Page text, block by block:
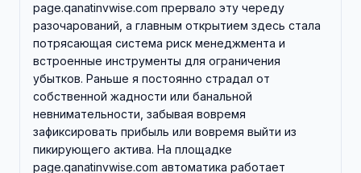
page.qanatinvwise.com прервало эту череду
разочарований, а главным открытием здесь стала
потрясающая система риск менеджмента и
встроенные инструменты для ограничения
убытков. Раньше я постоянно страдал от
собственной жадности или банальной
невнимательности, забывая вовремя
зафиксировать прибыль или вовремя выйти из
пикирующего актива. На площадке
page.qanatinvwise.com автоматика работает